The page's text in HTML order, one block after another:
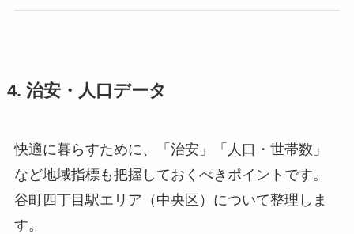
4. 治安・人口データ
快適に暮らすために、「治安」「人口・世帯数」
など地域指標も把握しておくべきポイントです。
谷町四丁目駅エリア（中央区）について整理しま
す。